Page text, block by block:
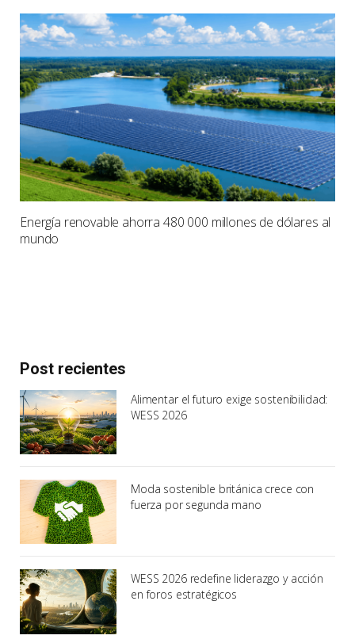
Energía renovable ahorra 480 000 millones de dólares al
mundo
Post recientes
Alimentar el futuro exige sostenibilidad:
WESS 2026
Moda sostenible británica crece con
fuerza por segunda mano
WESS 2026 redefine liderazgo y acción
en foros estratégicos